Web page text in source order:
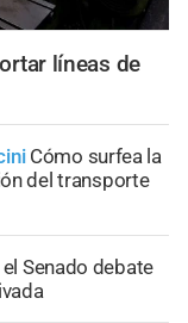
líneas de
Cómo surfea la
del transporte
el Senado debate